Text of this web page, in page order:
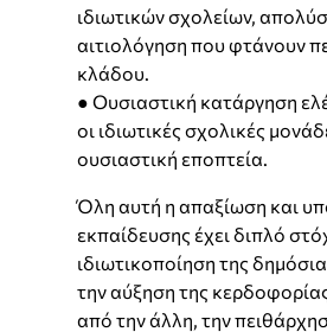
ιδιωτικών σχολείων,
αιτιολόγηση που φτάνουν
κλάδου.
● Ουσιαστική κατάργηση
οι ιδιωτικές σχολικές
ουσιαστική εποπτεία.
Όλη αυτή η απαξίωση και
εκπαίδευσης έχει διπλό
ιδιωτικοποίηση της
την αύξηση της
από την άλλη, την